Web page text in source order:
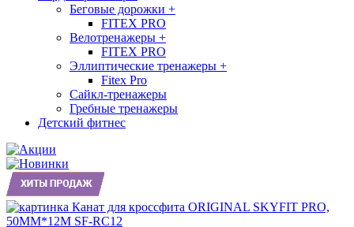
Беговые дорожки +
FITEX PRO
Велотренажеры +
FITEX PRO
Эллиптические тренажеры +
Fitex Pro
Сайкл-тренажеры
Гребные тренажеры
Детский фитнес